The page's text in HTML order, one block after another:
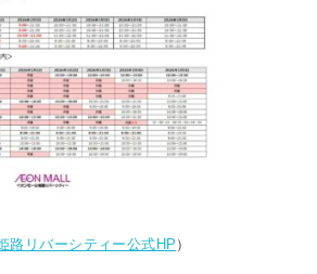
路リバーシティー公式HP ）